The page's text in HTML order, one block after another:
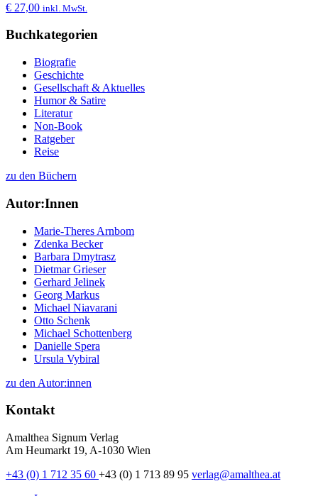
€ 27,00 inkl. MwSt.
Buchkategorien
Biografie
Geschichte
Gesellschaft & Aktuelles
Humor & Satire
Literatur
Non-Book
Ratgeber
Reise
zu den Büchern
Autor:Innen
Marie-Theres Arnbom
Zdenka Becker
Barbara Dmytrasz
Dietmar Grieser
Gerhard Jelinek
Georg Markus
Michael Niavarani
Otto Schenk
Michael Schottenberg
Danielle Spera
Ursula Vybiral
zu den Autor:innen
Kontakt
Amalthea Signum Verlag
Am Heumarkt 19, A-1030 Wien
+43 (0) 1 712 35 60 +43 (0) 1 713 89 95 verlag@amalthea.at